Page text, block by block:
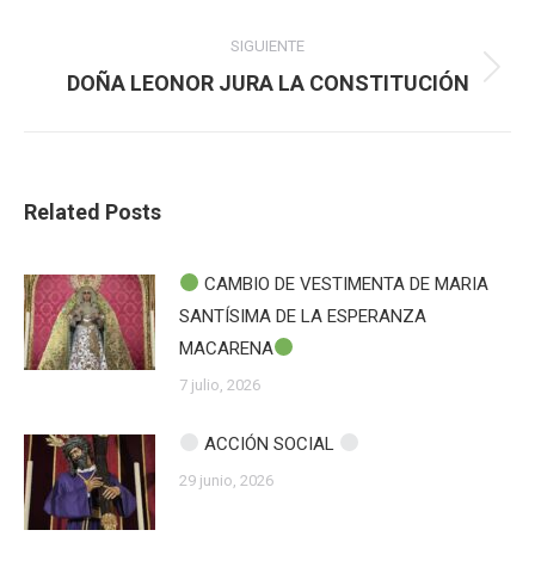
SIGUIENTE
Publicación
DOÑA LEONOR JURA LA CONSTITUCIÓN
Related Posts
CAMBIO DE VESTIMENTA DE MARIA
SANTÍSIMA DE LA ESPERANZA
MACARENA
7 julio, 2026
ACCIÓN SOCIAL
29 junio, 2026